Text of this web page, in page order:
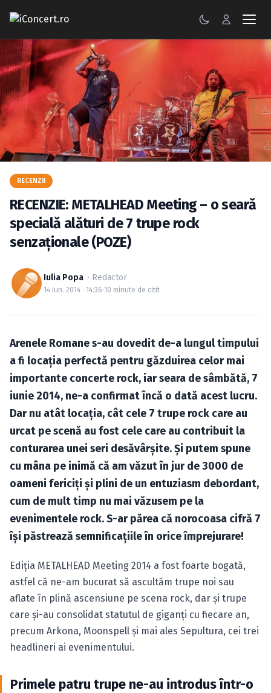
CONCERTE
FESTIVALURI
PETRECERI
RECENZII
BILETE
Autentificare
Caută în site...
RECENZII
RECENZIE: METALHEAD Meeting – o seară
specială alături de 7 trupe rock
senzaţionale (POZE)
Iulia Popa · Redactor
14 iun. 2014 · 14:36·10 minute de citit
Arenele Romane s-au dovedit de-a lungul timpului
a fi locaţia perfectă pentru găzduirea celor mai
importante concerte rock, iar seara de sâmbătă, 7
iunie 2014, ne-a confirmat încă o dată acest lucru.
Dar nu atât locaţia, cât cele 7 trupe rock care au
urcat pe scenă au fost cele care au contribuit la
conturarea unei seri desăvârşite. Şi putem spune
cu mâna pe inimă că am văzut în jur de 3000 de
oameni fericiţi şi plini de un entuziasm debordant,
cum de mult timp nu mai văzusem pe la
evenimentele rock. S-ar părea că norocoasa cifră 7
îşi păstrează semnificaţiile în orice împrejurare!
Ediţia METALHEAD Meeting 2014 a fost foarte bogată,
astfel că ne-am bucurat să ascultăm trupe noi sau
aflate în plină ascensiune pe scena rock, dar şi trupe
care şi-au consolidat statutul de giganţi cu fiecare an,
precum Arkona, Moonspell şi mai ales Sepultura, cei trei
headlineri ai evenimentului.
Primele patru trupe ne-au introdus într-o